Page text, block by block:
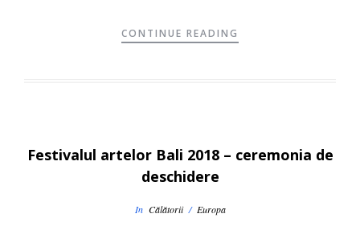
CONTINUE READING
Festivalul artelor Bali 2018 – ceremonia de
deschidere
In Călătorii/ Europa